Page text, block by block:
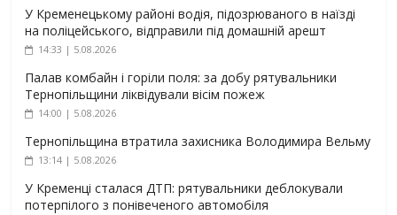
У Кременецькому районі водія, підозрюваного в наїзді
на поліцейського, відправили під домашній арешт
14:33 | 5.08.2026
Палав комбайн і горіли поля: за добу рятувальники
Тернопільщини ліквідували вісім пожеж
14:00 | 5.08.2026
Тернопільщина втратила захисника Володимира Вельму
13:14 | 5.08.2026
У Кременці сталася ДТП: рятувальники деблокували
потерпілого з понівеченого автомобіля